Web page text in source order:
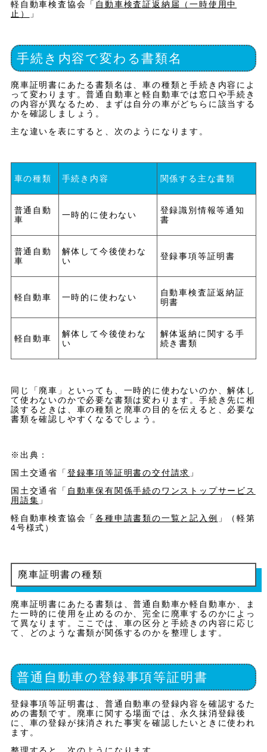
軽自動車検査協会「 自動車検査証返納届（一時使用中
止）
」
手続き内容で変わる書類名
廃車証明書にあたる書類名は、車の種類と手続き内容によ
って変わります。普通自動車と軽自動車では窓口や手続き
の内容が異なるため、まずは自分の車がどちらに該当する
かを確認しましょう。
主な違いを表にすると、次のようになります。
車の種類 手続き内容 関係する主な書類
普通自動
車
一時的に使わない
登録識別情報等通知
書
普通自動
車
解体して今後使わな
い
登録事項等証明書
軽自動車 一時的に使わない
自動車検査証返納証
明書
軽自動車
解体して今後使わな
い
解体返納に関する手
続き書類
同じ「廃車」といっても、一時的に使わないのか、解体し
て使わないのかで必要な書類は変わります。手続き先に相
談するときは、車の種類と廃車の目的を伝えると、必要な
書類を確認しやすくなるでしょう。
※出典：
国土交通省「 登録事項等証明書の交付請求 」
国土交通省「 自動車保有関係手続のワンストップサービス
用語集 」
軽自動車検査協会「各種申請書類の一覧と記入例
」（軽第
4号様式）
廃車証明書の種類
廃車証明書にあたる書類は、普通自動車か軽自動車か、ま
た一時的に使用を止めるのか、完全に廃車するのかによっ
て異なります。ここでは、車の区分と手続きの内容に応じ
て、どのような書類が関係するのかを整理します。
普通自動車の登録事項等証明書
登録事項等証明書は、普通自動車の登録内容を確認するた
めの書類です。廃車に関する場面では、永久抹消登録後
に、車の登録が抹消された事実を確認したいときに使われ
ます。